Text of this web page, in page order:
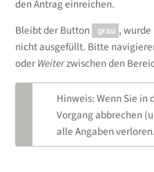
ausgefüllt. (Sollte die
sein, informieren Sie uns
Gesellschaftsform:
Tragen Sie hier bitte
den später die
den Antrag einreichen.
Bleibt der Button
grau ,
nicht ausgefüllt. Bitte
oderWeiterzwischen den
Hinweis: Wenn Sie in
Vorgang abbrechen
alle Angaben verloren.